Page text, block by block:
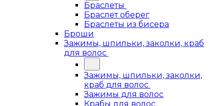
Браслеты
Браслет оберег
Браслеты из бисера
Броши
Зажимы, шпильки, заколки, краб
для волос
Зажимы, шпильки, заколки,
краб для волос
Зажимы для волос
Крабы для волос